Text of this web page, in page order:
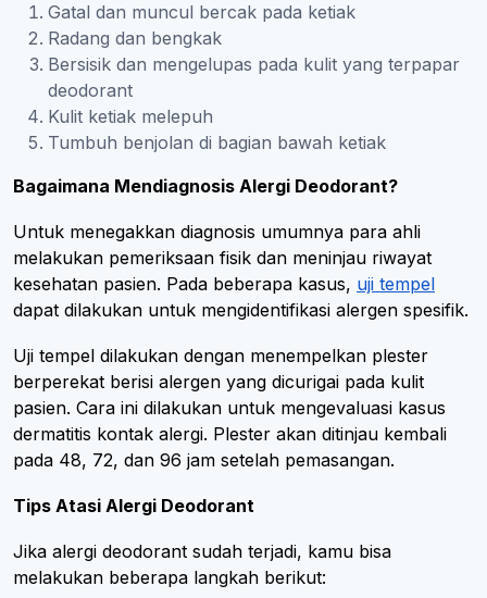
Gatal dan muncul bercak pada ketiak
Radang dan bengkak
Bersisik dan mengelupas pada kulit yang terpapar
deodorant
Kulit ketiak melepuh
Tumbuh benjolan di bagian bawah ketiak
Bagaimana Mendiagnosis Alergi Deodorant?
Untuk menegakkan diagnosis umumnya para ahli
melakukan pemeriksaan fisik dan meninjau riwayat
kesehatan pasien. Pada beberapa kasus, uji tempel
dapat dilakukan untuk mengidentifikasi alergen spesifik.
Uji tempel dilakukan dengan menempelkan plester
berperekat berisi alergen yang dicurigai pada kulit
pasien. Cara ini dilakukan untuk mengevaluasi kasus
dermatitis kontak alergi. Plester akan ditinjau kembali
pada 48, 72, dan 96 jam setelah pemasangan.
Tips Atasi Alergi Deodorant
Jika alergi deodorant sudah terjadi, kamu bisa
melakukan beberapa langkah berikut: